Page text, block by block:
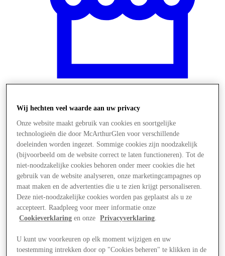
Wij hechten veel waarde aan uw privacy
Onze website maakt gebruik van cookies en soortgelijke
technologieën die door McArthurGlen voor verschillende
doeleinden worden ingezet. Sommige cookies zijn noodzakelijk
(bijvoorbeeld om de website correct te laten functioneren). Tot de
niet-noodzakelijke cookies behoren onder meer cookies die het
gebruik van de website analyseren, onze marketingcampagnes op
maat maken en de advertenties die u te zien krijgt personaliseren.
Deze niet-noodzakelijke cookies worden pas geplaatst als u ze
accepteert. Raadpleeg voor meer informatie onze
Cookieverklaring en onze Privacyverklaring.
U kunt uw voorkeuren op elk moment wijzigen en uw
toestemming intrekken door op "Cookies beheren" te klikken in de